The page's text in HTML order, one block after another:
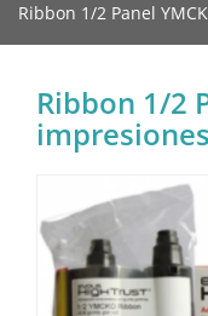
Ribbon 1/2 Panel
Ribbon 1/2